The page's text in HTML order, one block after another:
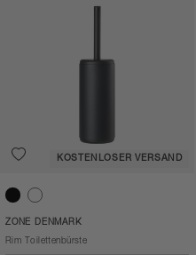
KOSTENLOSER VERSAND
BlackWhite
ZONE DENMARK
Rim Toilettenbürste